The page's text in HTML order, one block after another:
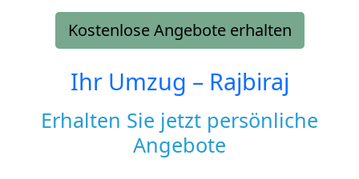
Kostenlose Angebote erhalten
Ihr Umzug – Rajbiraj
Erhalten Sie jetzt persönliche
Angebote